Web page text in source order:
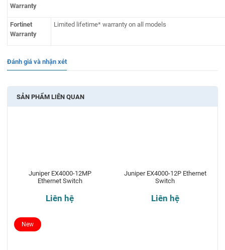
Warranty
Fortinet
Warranty
Limited lifetime* warranty on all models
Đánh giá và nhận xét
SẢN PHẨM LIÊN QUAN
Juniper EX4000-12MP
Ethernet Switch
Liên hệ
Juniper EX4000-12P Ethernet
Switch
Liên hệ
New